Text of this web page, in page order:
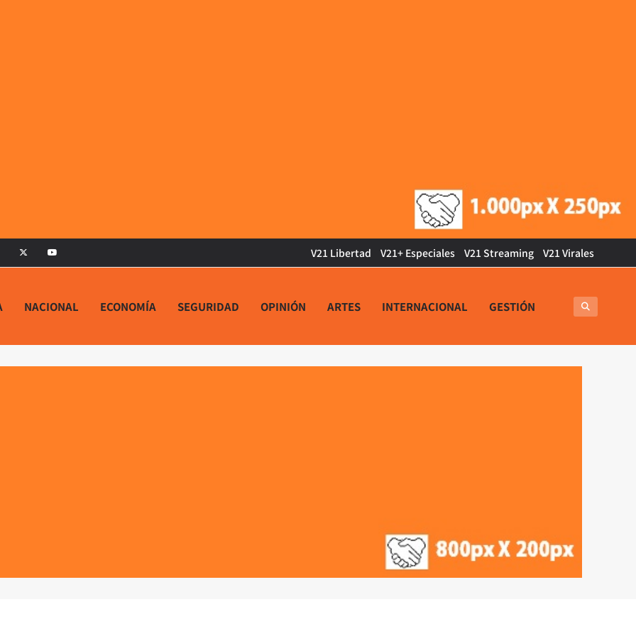
V21 Libertad V21+ Especiales V21 Streaming V21 Virales
NACIONAL ECONOMÍA SEGURIDAD OPINIÓN ARTES INTERNACIONAL GESTIÓN